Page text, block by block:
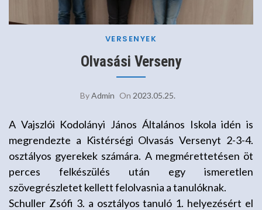
VERSENYEK
Olvasási Verseny
ByAdmin On 2023.05.25.
A Vajszlói Kodolányi János Általános Iskola idén is
megrendezte a Kistérségi Olvasás Versenyt 2-3-4.
osztályos gyerekek számára. A megmérettetésen öt
perces felkészülés után egy ismeretlen
szövegrészletet kellett felolvasnia a tanulóknak.
Schuller Zsófi 3. a osztályos tanuló 1. helyezésért el